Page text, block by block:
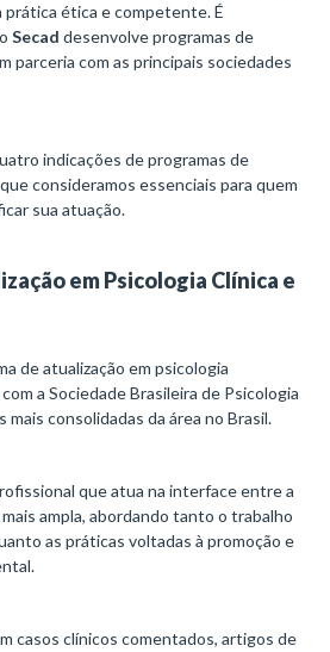
ética e competente. É
Secad desenvolve programas de
parceria com as principais sociedades
indicações de programas de
consideramos essenciais para quem
sua atuação.
em Psicologia Clínica e
de atualização em psicologia
a Sociedade Brasileira de Psicologia
mais consolidadas da área no Brasil.
que atua na interface entre a
ampla, abordando tanto o trabalho
as práticas voltadas à promoção e
casos clínicos comentados, artigos de